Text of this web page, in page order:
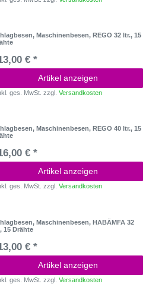
Maschinenbesen, REGO 32 ltr., 15
€ *
Artikel anzeigen
ges. MwSt. zzgl.Versandkosten
Maschinenbesen, REGO 40 ltr., 15
€ *
Artikel anzeigen
ges. MwSt. zzgl.Versandkosten
Maschinenbesen, HABÄMFA 32
15 Drähte
€ *
Artikel anzeigen
ges. MwSt. zzgl.Versandkosten